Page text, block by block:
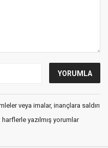
veya imalar, inançlara saldırı
yazılmış yorumlar